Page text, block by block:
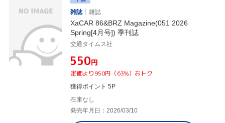
雑誌
雑誌
XaCAR 86&BRZ Magazine(051 2026
Spring[4月号]) 季刊誌
交通タイムス社
¥550円
定価より950円（63%）おトク
獲得ポイント 5P
在庫なし
発売年月日：2026/03/10